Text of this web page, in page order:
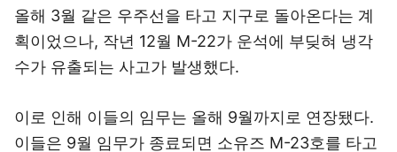
올해 3월 같은 우주선을 타고 지구로 돌아온다는 계
획이었으나, 작년 12월 M-22가 운석에 부딪혀 냉각
수가 유출되는 사고가 발생했다.
이로 인해 이들의 임무는 올해 9월까지로 연장됐다.
이들은 9월 임무가 종료되면 소유즈 M-23호를 타고